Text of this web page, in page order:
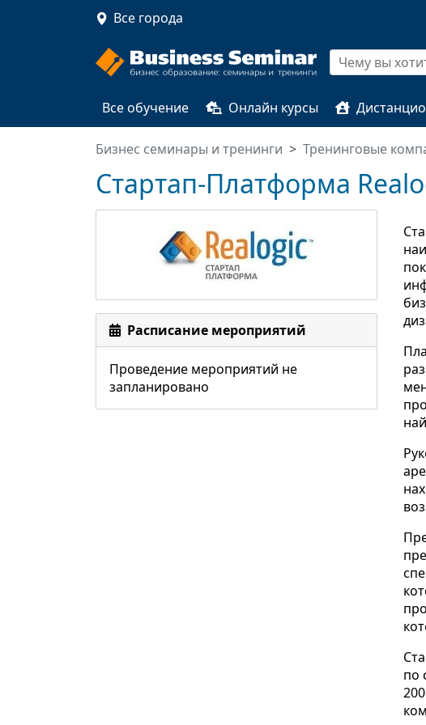
Все города
Все обучение Онлайн курсы
Бизнес семинары и тренинги Тренинговые
Стартап-Платформа
Расписание мероприятий
Проведение мероприятий не
запланировано
по